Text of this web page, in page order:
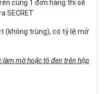
cùng 1 đơn hàng thì sẽ
SECRET
(không trùng), có tỷ lệ mở
làm mờ hoặc tô đen trên hộp